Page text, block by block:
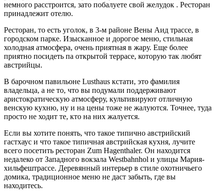
немного расстроится, зато побалуете свой желудок . Ресторан
принадлежит отелю.
Ресторан, то есть уголок, в 3-м районе Вены Аид трассе, в
городском парке. Изысканное и дорогое меню, стильная
холодная атмосфера, очень приятная в жару. Еще более
приятно посидеть па открытой террасе, которую так любят
австрийцы.
В барочном павильоне Lusthaus кстати, это фамилия
владельца, а не то, что вы подумали поддерживают
аристократическую атмосферу, культивируют отличную
венскую кухню, ну и на цены тоже не жалуются. Точнее, туда
просто не ходит те, кто на них жалуется.
Если вы хотите понять, что такое типично австрийский
гастхаус и что такое типичная австрийская кухня, лучите
всего посетить ресторан Zum Hagenthaler. Он находится
недалеко от Западного вокзала Westbahnhol и улицы Мария-
хильфештрассе. Деревянный интерьер в стиле охотничьего
домика, традиционное меню не даст забыть, где вы
находитесь.